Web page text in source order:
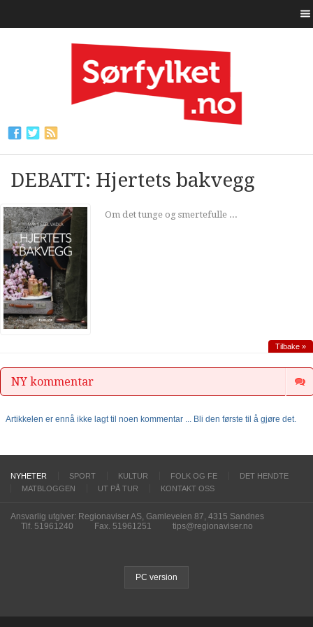
DEBATT: Hjertets bakvegg
Om det tunge og smertefulle ...
Tilbake »
NY kommentar
Artikkelen er ennå ikke lagt til noen kommentar ... Bli den første til å gjøre det.
NYHETER SPORT KULTUR FOLK OG FE
DET HENDTE
MATBLOGGEN
UT PÅ TUR KONTAKT OSS
Ansvarlig utgiver: Regionaviser AS, Gamleveien 87, 4315 Sandnes
Tlf. 51961240
Fax. 51961251 tips@regionaviser.no
PC version